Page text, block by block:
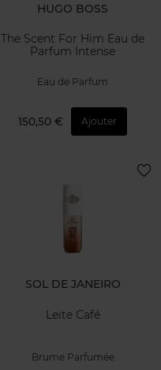
HUGO BOSS
The Scent For Him Eau de
Parfum Intense
Eau de Parfum
150,50 € Ajouter
SOL DE JANEIRO
Leite Café
Brume Parfumée